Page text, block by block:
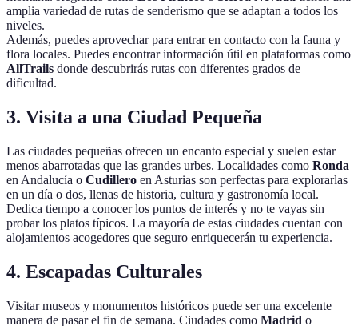
amplia variedad de rutas de senderismo que se adaptan a todos los
niveles.
Además, puedes aprovechar para entrar en contacto con la fauna y
flora locales. Puedes encontrar información útil en plataformas como
AllTrails donde descubrirás rutas con diferentes grados de
dificultad.
3. Visita a una Ciudad Pequeña
Las ciudades pequeñas ofrecen un encanto especial y suelen estar
menos abarrotadas que las grandes urbes. Localidades como Ronda
en Andalucía o Cudillero en Asturias son perfectas para explorarlas
en un día o dos, llenas de historia, cultura y gastronomía local.
Dedica tiempo a conocer los puntos de interés y no te vayas sin
probar los platos típicos. La mayoría de estas ciudades cuentan con
alojamientos acogedores que seguro enriquecerán tu experiencia.
4. Escapadas Culturales
Visitar museos y monumentos históricos puede ser una excelente
manera de pasar el fin de semana. Ciudades como Madrid o